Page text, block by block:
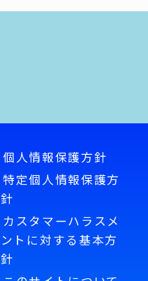
個人情報保護方針
特定個人情報保護方
針
カスタマーハラスメ
ントに対する基本方
針